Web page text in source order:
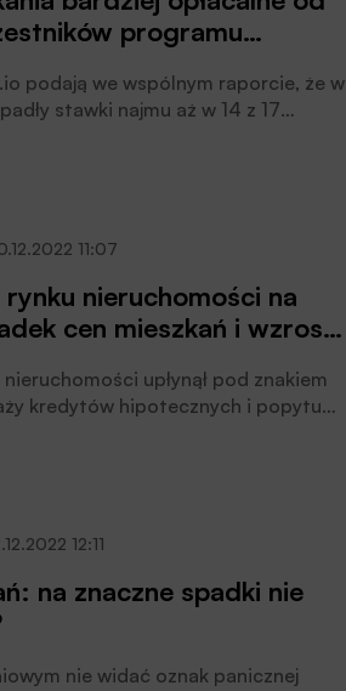
programu
podają we wspólnym raporcie, że w
stawki najmu aż w 14 z 17
11:07
nieruchomości na
cen mieszkań i wzrost
upłynął pod znakiem
kredytów hipotecznych i popytu
12:11
na znaczne spadki nie
nie widać oznak panicznej